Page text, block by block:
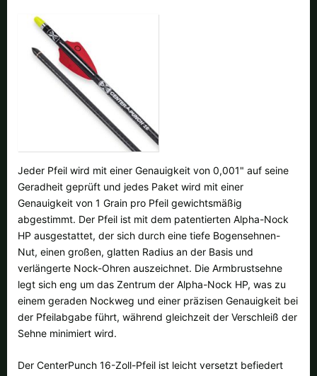
Jeder Pfeil wird mit einer Genauigkeit von 0,001" auf seine
Geradheit geprüft und jedes Paket wird mit einer
Genauigkeit von 1 Grain pro Pfeil gewichtsmäßig
abgestimmt. Der Pfeil ist mit dem patentierten Alpha-Nock
HP ausgestattet, der sich durch eine tiefe Bogensehnen-
Nut, einen großen, glatten Radius an der Basis und
verlängerte Nock-Ohren auszeichnet. Die Armbrustsehne
legt sich eng um das Zentrum der Alpha-Nock HP, was zu
einem geraden Nockweg und einer präzisen Genauigkeit bei
der Pfeilabgabe führt, während gleichzeit der Verschleiß der
Sehne minimiert wird.
Der CenterPunch 16-Zoll-Pfeil ist leicht versetzt befiedert
Schweiz |
Slowenien |€
Tschechien | Kč
weitere Länder, siehe unten
Alle verfügbaren Versandregionen:
Ok
Sollte Ihr Land nicht verfübar sein, keine Sorge - wählen Sie einfach
"Schweiz" aus. Und erfragen die Versandkosten bei der Bestellung.